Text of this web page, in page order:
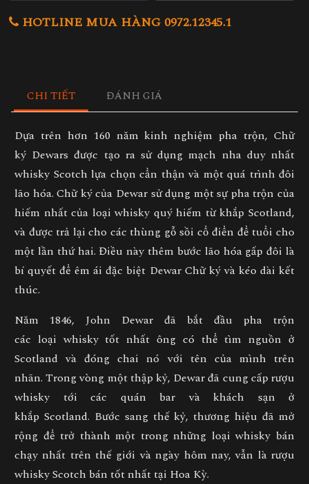
HOTLINE MUA HÀNG 0972.12345.1
CHI TIẾT ĐÁNH GIÁ
Dựa trên hơn 160 năm kinh nghiệm pha trộn, Chữ
ký Dewars được tạo ra sử dụng mạch nha duy nhất
whisky Scotch lựa chọn cẩn thận và một quá trình đôi
lão hóa. Chữ ký của Dewar sử dụng một sự pha trộn của
hiếm nhất của loại whisky quý hiếm từ khắp Scotland,
và được trả lại cho các thùng gỗ sồi cổ điển để tuổi cho
một lần thứ hai. Điều này thêm bước lão hóa gấp đôi là
bí quyết để êm ái đặc biệt Dewar Chữ ký và kéo dài kết
thúc.
Năm 1846, John Dewar đã bắt đầu pha trộn
các loại whisky tốt nhất ông có thể tìm nguồn ở
Scotland và đóng chai nó với tên của mình trên
nhãn. Trong vòng một thập kỷ, Dewar đã cung cấp rượu
whisky tới các quán bar và khách sạn ở
khắp Scotland. Bước sang thế kỷ, thương hiệu đã mở
rộng để trở thành một trong những loại whisky bán
chạy nhất trên thế giới và ngày hôm nay, vẫn là rượu
whisky Scotch bán tốt nhất tại Hoa Kỳ.